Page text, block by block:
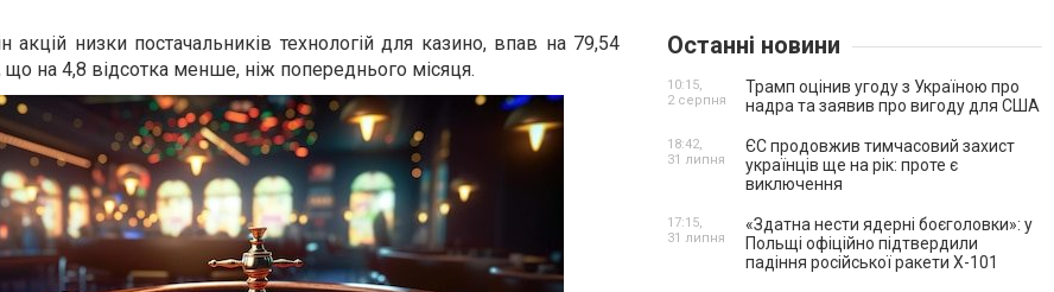
акцій низки постачальників технологій для казино, впав на 79,54
що на 4,8 відсотка менше, ніж попереднього місяця.
Останні новини
Трамп оцінив угоду з Україною про
надра та заявив про вигоду для США
10:15,
2 серпня
ЄС продовжив тимчасовий захист
українців ще на рік: проте є
виключення
18:42,
31 липня
«Здатна нести ядерні боєголовки»: у
Польщі офіційно підтвердили
падіння російської ракети Х-101
17:15,
31 липня